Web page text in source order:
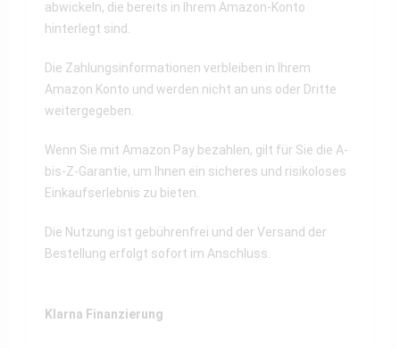
abwickeln, die bereits in Ihrem Amazon-Konto
hinterlegt sind.
Die Zahlungsinformationen verbleiben in Ihrem
Amazon Konto und werden nicht an uns oder Dritte
weitergegeben.
Wenn Sie mit Amazon Pay bezahlen, gilt für Sie die A-
bis-Z-Garantie, um Ihnen ein sicheres und risikoloses
Einkaufserlebnis zu bieten.
Die Nutzung ist gebührenfrei und der Versand der
Bestellung erfolgt sofort im Anschluss.
Klarna Finanzierung